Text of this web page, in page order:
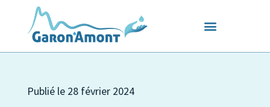
Publié le 28 février 2024